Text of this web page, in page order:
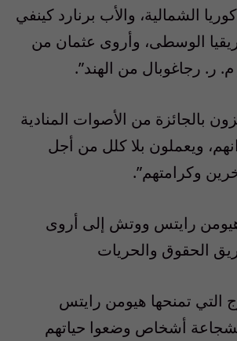
الشمالية، والأب برنارد كينفي
الوسطى، وأروى عثمان من
م. ر. رجاغوبال من الهند”.
بالجائزة من الأصوات المنادية
ويعملون بلا كلل من أجل
وكرامتهم”.
رايتس ووتش إلى أروى
الحقوق والحريات
التي تمنحها هيومن رايتس
أشخاص وضعوا حياتهم